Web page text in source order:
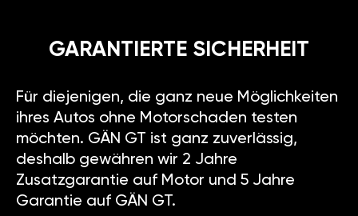
GARANTIERTE SICHERHEIT
Für diejenigen, die ganz neue Möglichkeiten
ihres Autos ohne Motorschaden testen
möchten. GÄN GT ist ganz zuverlässig,
deshalb gewähren wir 2 Jahre
Zusatzgarantie auf Motor und 5 Jahre
Garantie auf GÄN GT.